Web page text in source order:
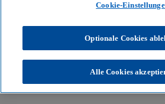
Unser Blog – Insights für Ihre nächsten
Cookie-
Optionale Cookies
Alle Cookies